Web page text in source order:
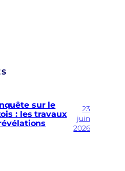
sur le
: les travaux
23
juin
2026